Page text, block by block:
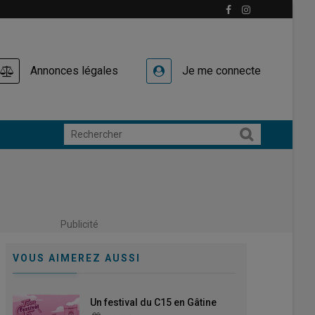
Annonces légales Je me connecte
Publicité
VOUS AIMEREZ AUSSI
Un festival du C15 en Gâtine